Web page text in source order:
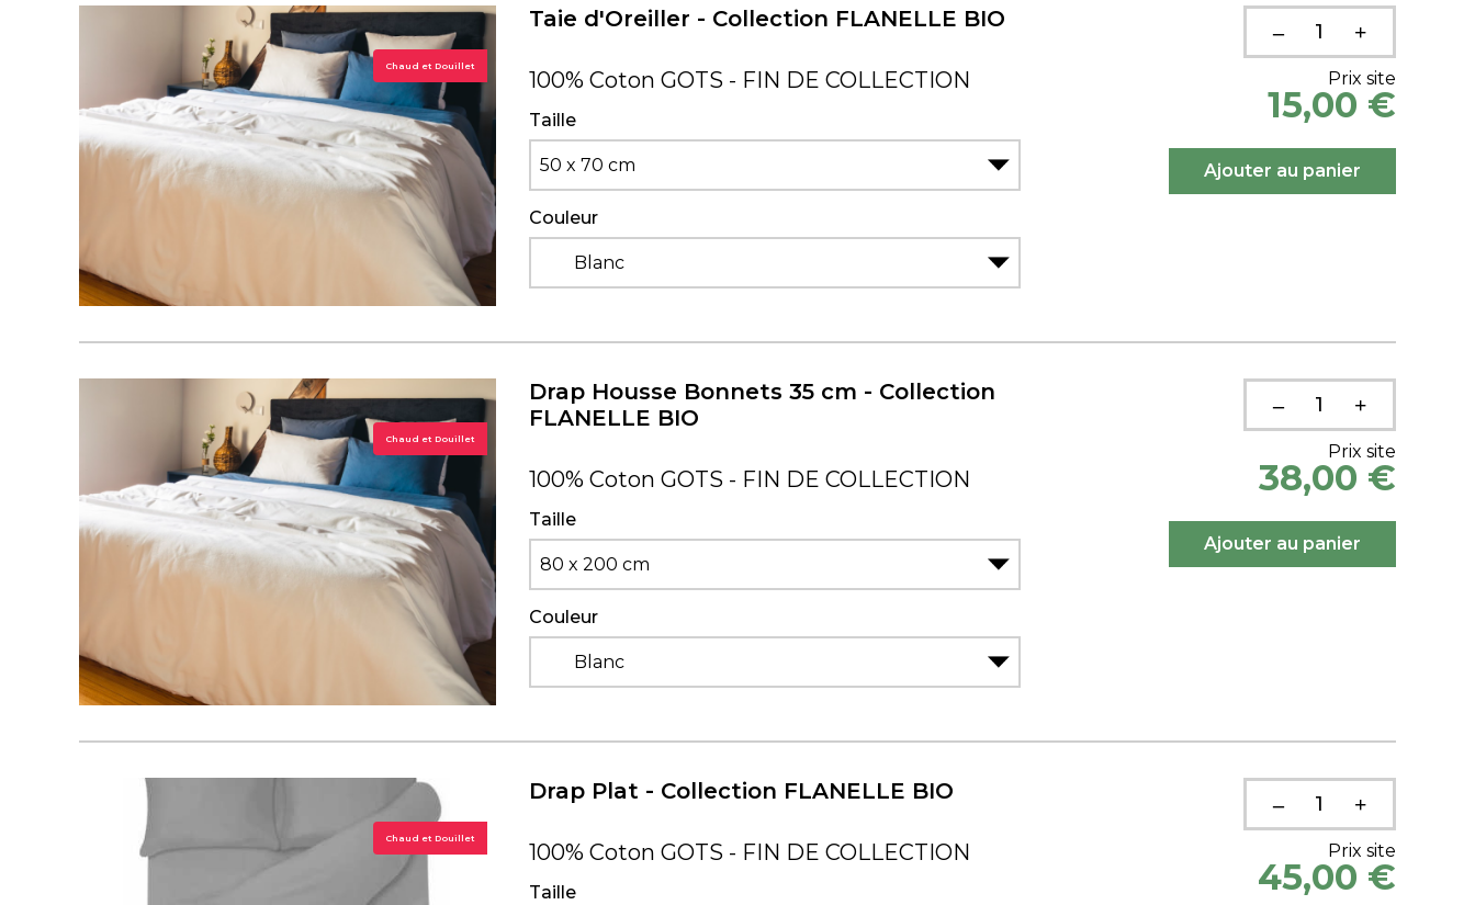
Chaud et Douillet
Taie d'Oreiller - Collection FLANELLE BIO
100% Coton GOTS - FIN DE COLLECTION
Taille
50 x 70 cm
Couleur
Blanc
Prix site
15,00 €
Chaud et Douillet
Drap Housse Bonnets 35 cm - Collection
FLANELLE BIO
100% Coton GOTS - FIN DE COLLECTION
Taille
80 x 200 cm
Couleur
Blanc
Prix site
38,00 €
Chaud et Douillet
Drap Plat - Collection FLANELLE BIO
100% Coton GOTS - FIN DE COLLECTION
Taille
Prix site
45,00 €